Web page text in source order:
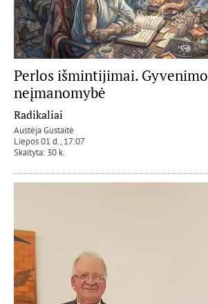
Perlos išmintijimai. Gyvenimo
neįmanomybė
Radikaliai
Austėja Gustaitė
Liepos 01 d., 17:07
Skaityta: 30 k.